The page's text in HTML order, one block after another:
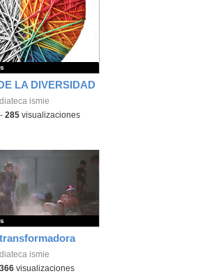
LA DIVERSIDAD
ismie
-285 visualizaciones
ismie
366 visualizaciones